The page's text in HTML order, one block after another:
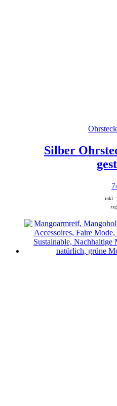
Silber
inkl.